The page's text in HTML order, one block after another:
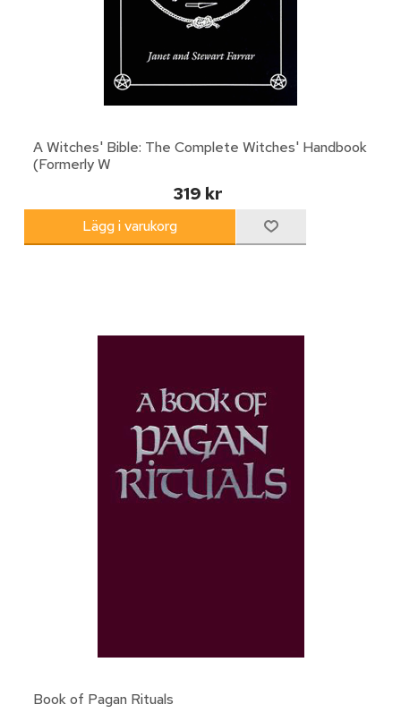
A Witches' Bible: The Complete Witches' Handbook
(Formerly W
319 kr
Book of Pagan Rituals